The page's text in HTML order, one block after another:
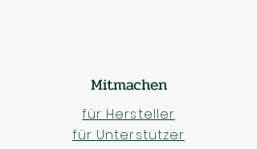
Mitmachen
für Hersteller
für Unterstützer